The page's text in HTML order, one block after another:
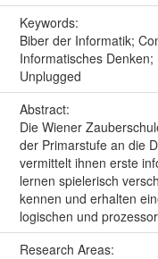
Keywords:
Biber der Informatik;
Informatisches
Unplugged
Abstract:
Die Wiener
der Primarstufe an die
vermittelt ihnen erste
lernen spielerisch
kennen und erhalten
logischen und
Research Areas: